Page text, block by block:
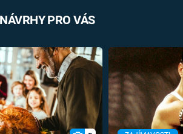
NÁVRHY PRO VÁS